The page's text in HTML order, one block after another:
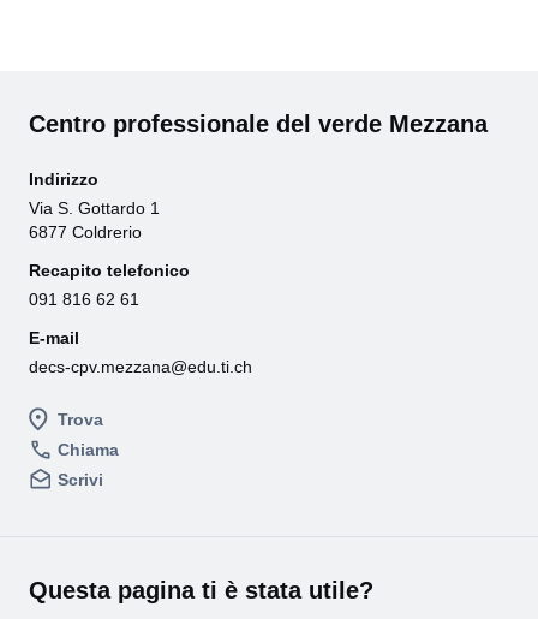
Centro professionale del verde Mezzana
Trova
Chiama
Scrivi
Indirizzo
Via S. Gottardo 1
6877 Coldrerio
Recapito telefonico
091 816 62 61
E-mail
decs-cpv.mezzana@edu.ti.ch
Questa pagina ti è stata utile?